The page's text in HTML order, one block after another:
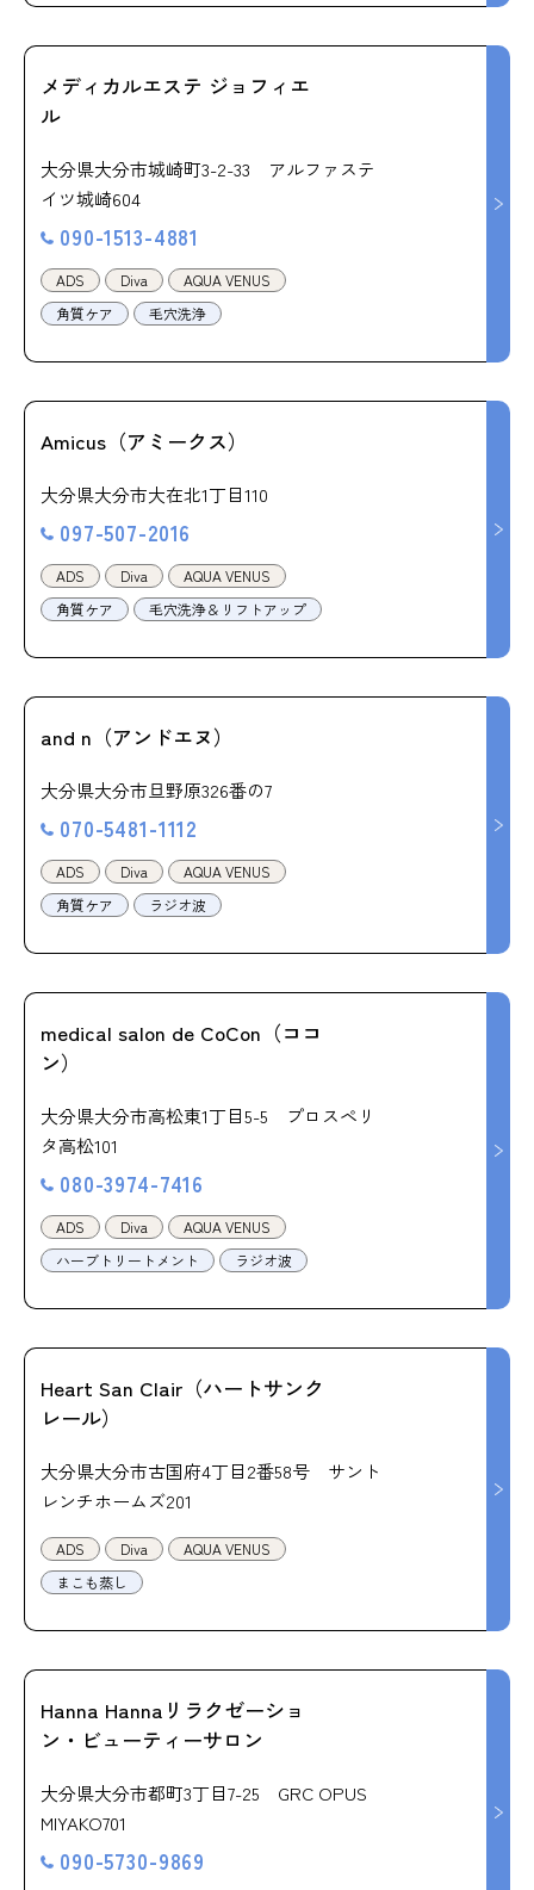
メディカルエステ ジョフィエ
ル
大分県大分市城崎町3-2-33 アルファステ
イツ城崎604
090-1513-4881
ADS Diva
AQUA VENUS
角質ケア
毛穴洗浄
Amicus（アミークス）
大分県大分市大在北1丁目110
097-507-2016
ADS Diva
AQUA VENUS
角質ケア
毛穴洗浄＆リフトアップ
and n（アンドエヌ）
大分県大分市旦野原326番の7
070-5481-1112
ADS Diva
AQUA VENUS
角質ケア
ラジオ波
medical salon de CoCon（ココ
ン）
大分県大分市高松東1丁目5-5 プロスペリ
タ高松101
080-3974-7416
ADS Diva
AQUA VENUS
ハーブトリートメント
ラジオ波
Heart San Clair（ハートサンク
レール）
大分県大分市古国府4丁目2番58号 サント
レンチホームズ201
ADS Diva
AQUA VENUS
まこも蒸し
Hanna Hannaリラクゼーショ
ン・ビューティーサロン
大分県大分市都町3丁目7-25 GRC OPUS
MIYAKO701
090-5730-9869